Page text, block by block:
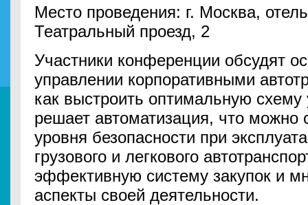
Место проведения: г. Москва,
Театральный проезд, 2
Участники конференции обсудят
управлении корпоративными
как выстроить оптимальную схему
решает автоматизация, что
уровня безопасности при
грузового и легкового
эффективную систему закупок и
аспекты своей деятельности.